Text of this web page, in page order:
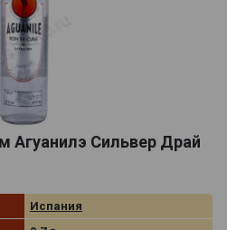
Агуанилэ Сильвер Драй
Испания